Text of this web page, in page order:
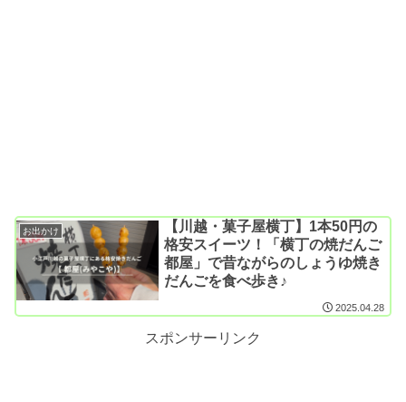
お出かけ
【川越・菓子屋横丁】1本50円の
格安スイーツ！「横丁の焼だんご
都屋」で昔ながらのしょうゆ焼き
だんごを食べ歩き♪
2025.04.28
スポンサーリンク